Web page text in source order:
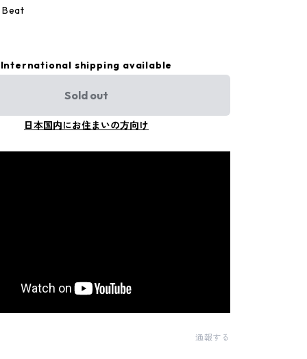
Beat
International shipping available
Sold out
日本国内にお住まいの方向け
通報する